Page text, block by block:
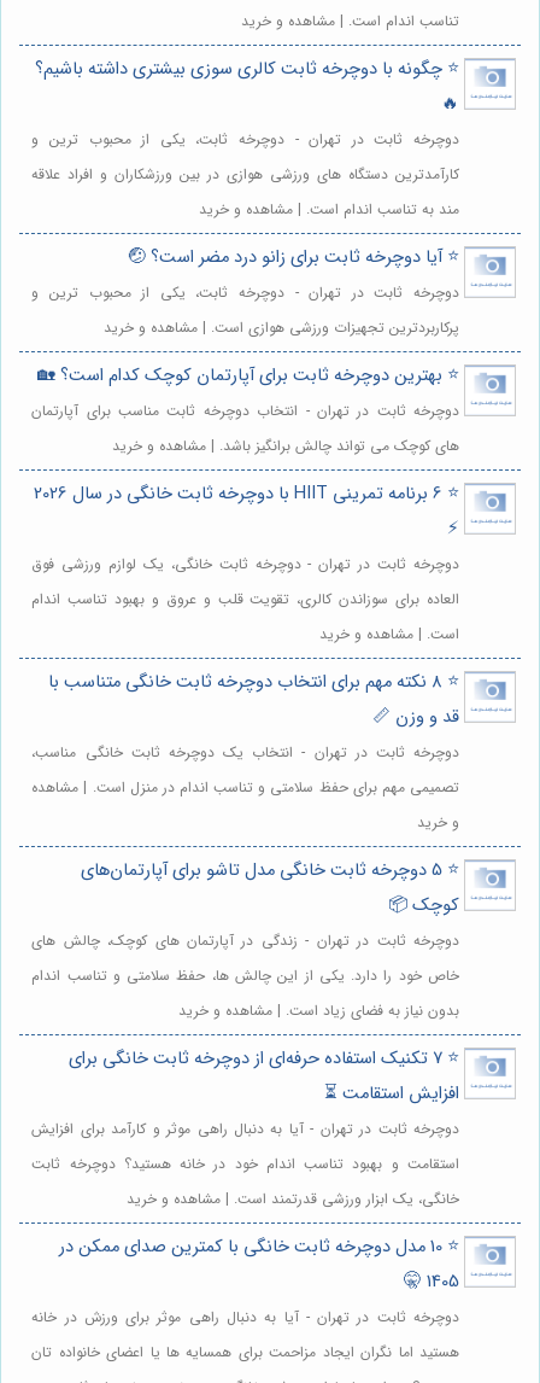
تناسب اندام است. | مشاهده و خرید
⭐️ چگونه با دوچرخه ثابت کالری سوزی بیشتری داشته باشیم؟
🔥
دوچرخه ثابت در تهران - دوچرخه ثابت، یکی از محبوب ترین و
کارآمدترین دستگاه های ورزشی هوازی در بین ورزشکاران و افراد علاقه
مند به تناسب اندام است. | مشاهده و خرید
⭐️ آیا دوچرخه ثابت برای زانو درد مضر است؟ 🤕
دوچرخه ثابت در تهران - دوچرخه ثابت، یکی از محبوب ترین و
پرکاربردترین تجهیزات ورزشی هوازی است. | مشاهده و خرید
⭐️ بهترین دوچرخه ثابت برای آپارتمان کوچک کدام است؟ 🏡
دوچرخه ثابت در تهران - انتخاب دوچرخه ثابت مناسب برای آپارتمان
های کوچک می تواند چالش برانگیز باشد. | مشاهده و خرید
⭐️ 6 برنامه تمرینی HIIT با دوچرخه ثابت خانگی در سال 2026
⚡️
دوچرخه ثابت در تهران - دوچرخه ثابت خانگی، یک لوازم ورزشی فوق
العاده برای سوزاندن کالری، تقویت قلب و عروق و بهبود تناسب اندام
است. | مشاهده و خرید
⭐️ 8 نکته مهم برای انتخاب دوچرخه ثابت خانگی متناسب با
قد و وزن 📏
دوچرخه ثابت در تهران - انتخاب یک دوچرخه ثابت خانگی مناسب،
تصمیمی مهم برای حفظ سلامتی و تناسب اندام در منزل است. | مشاهده
و خرید
⭐️ 5 دوچرخه ثابت خانگی مدل تاشو برای آپارتمان‌های
کوچک 📦
دوچرخه ثابت در تهران - زندگی در آپارتمان های کوچک، چالش های
خاص خود را دارد. یکی از این چالش ها، حفظ سلامتی و تناسب اندام
بدون نیاز به فضای زیاد است. | مشاهده و خرید
⭐️ 7 تکنیک استفاده حرفه‌ای از دوچرخه ثابت خانگی برای
افزایش استقامت ⏳
دوچرخه ثابت در تهران - آیا به دنبال راهی موثر و کارآمد برای افزایش
استقامت و بهبود تناسب اندام خود در خانه هستید؟ دوچرخه ثابت
خانگی، یک ابزار ورزشی قدرتمند است. | مشاهده و خرید
⭐️ 10 مدل دوچرخه ثابت خانگی با کمترین صدای ممکن در
1405 🤫
دوچرخه ثابت در تهران - آیا به دنبال راهی موثر برای ورزش در خانه
هستید اما نگران ایجاد مزاحمت برای همسایه ها یا اعضای خانواده تان